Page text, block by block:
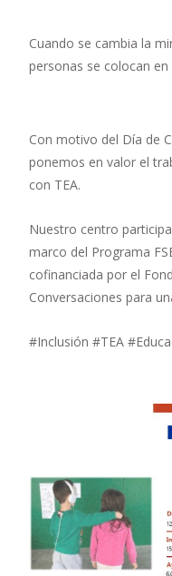
Cuando se cambia la
personas se colocan en
Con motivo del Día de
ponemos en valor el
con TEA.
Nuestro centro
marco del Programa
cofinanciada por el
Conversaciones para
#Inclusión #TEA